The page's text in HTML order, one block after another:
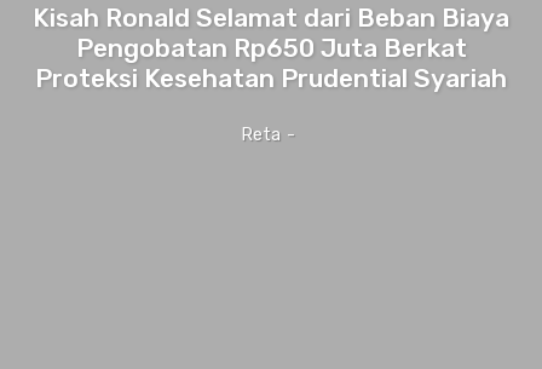
Kisah Ronald Selamat dari Beban Biaya
Pengobatan Rp650 Juta Berkat
Proteksi Kesehatan Prudential Syariah
Reta -